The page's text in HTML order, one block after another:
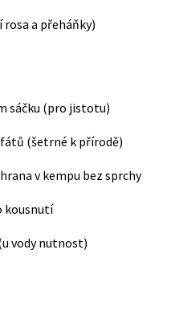
a přeháňky)
sáčku (pro jistotu)
(šetrné k přírodě)
v kempu bez sprchy
kousnutí
vody nutnost)